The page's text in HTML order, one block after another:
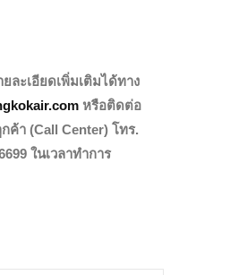
ละเอียดเพิ่มเติมได้ทาง
หรือติดต่อ
ค้า (Call Center) โทร.
ในเวลาทำการ